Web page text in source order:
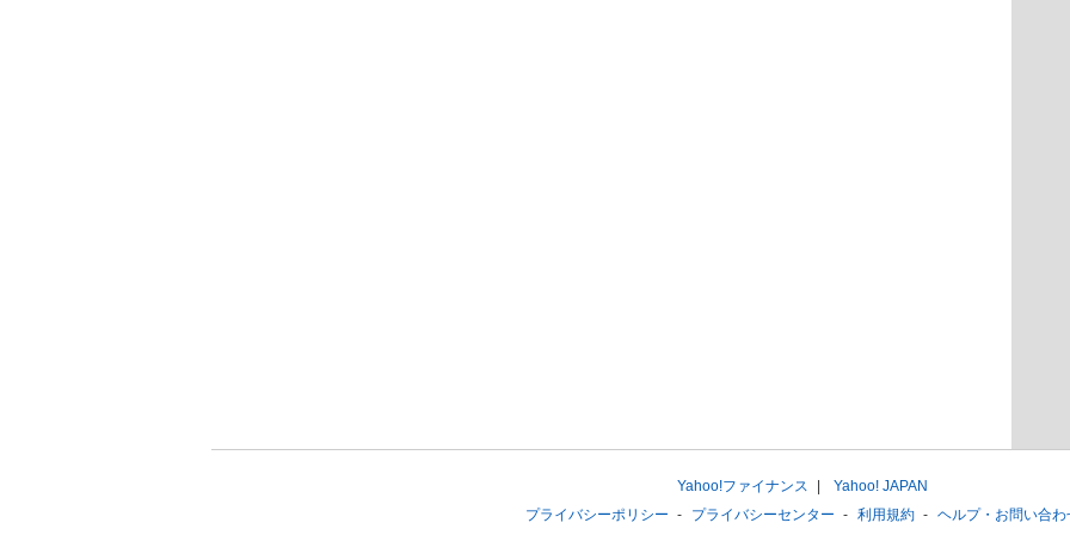
Yahoo!ファイナンス
Yahoo! JAPAN
プライバシーポリシー
プライバシーセンター 利用規約 ヘルプ・お問い合わ